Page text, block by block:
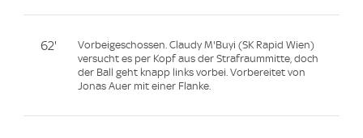
62'
Vorbeigeschossen. Claudy M'Buyi (SK Rapid Wien)
versucht es per Kopf aus der Strafraummitte, doch
der Ball geht knapp links vorbei. Vorbereitet von
Jonas Auer mit einer Flanke.